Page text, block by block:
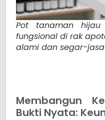
Pot tanaman
fungsional di rak
alami dan segar-
Membangun
Bukti Nyata: